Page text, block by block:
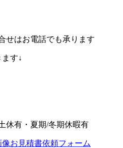
せはお電話でも承ります
す↓
休有・夏期/冬期休暇有
お見積書依頼フォーム